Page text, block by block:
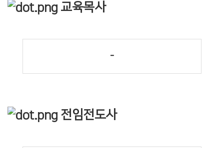
교육목사
-
전임전도사